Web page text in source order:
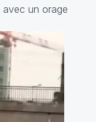
avec un orage